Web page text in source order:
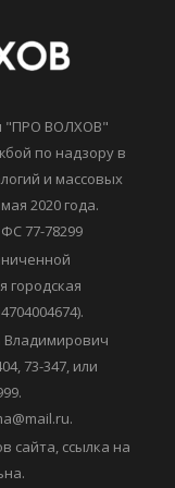
"ПРО ВОЛХОВ"
по надзору в
и массовых
2020 года.
77-78299
городская
Владимирович
73-347, или
сайта, ссылка на